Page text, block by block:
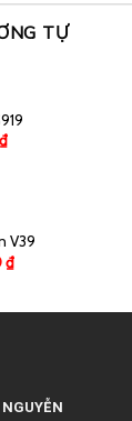
TỰ
₫
V39
₫